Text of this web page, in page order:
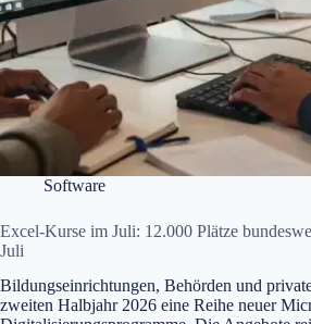
Software
Excel-Kurse im Juli: 12.000 Plätze
Juli
Bildungseinrichtungen, Behörden und
zweiten Halbjahr 2026 eine Reihe neuer